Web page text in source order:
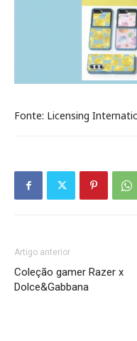
Fonte: Licensing
Artigo anterior
Coleção gamer Razer x
Dolce&Gabbana